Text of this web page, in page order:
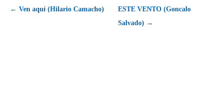
← Ven aquí (Hilario Camacho)
ESTE VENTO (Goncalo
Salvado) →